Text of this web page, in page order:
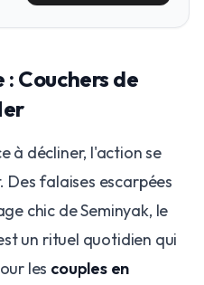
Couchers de
à décliner, l'action se
Des falaises escarpées
chic de Seminyak, le
un rituel quotidien qui
les couples en